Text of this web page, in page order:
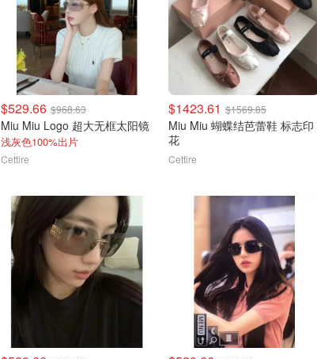
$529.66 $968.63
Miu Miu Logo 超大无框太阳镜
浅灰色100%出片
Cettire
$1423.61 $1569.85
Miu Miu 蝴蝶结芭蕾鞋 标志印
花
Cettire